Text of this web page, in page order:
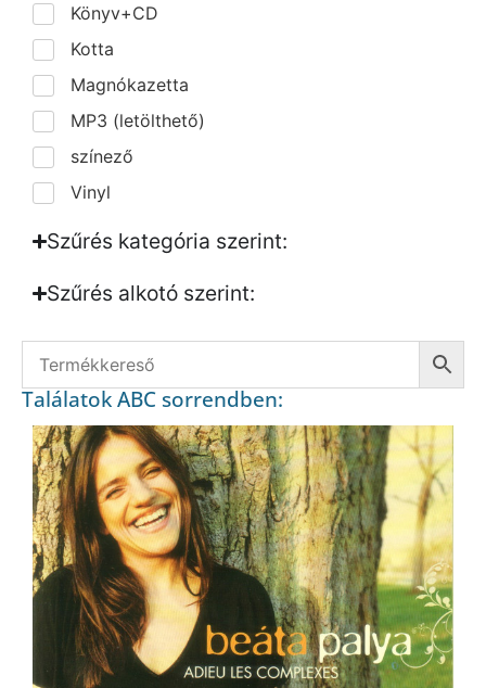
Könyv+CD
Kotta
Magnókazetta
MP3 (letölthető)
színező
Vinyl
Szűrés kategória szerint:
Szűrés alkotó szerint:​
Találatok ABC sorrendben: